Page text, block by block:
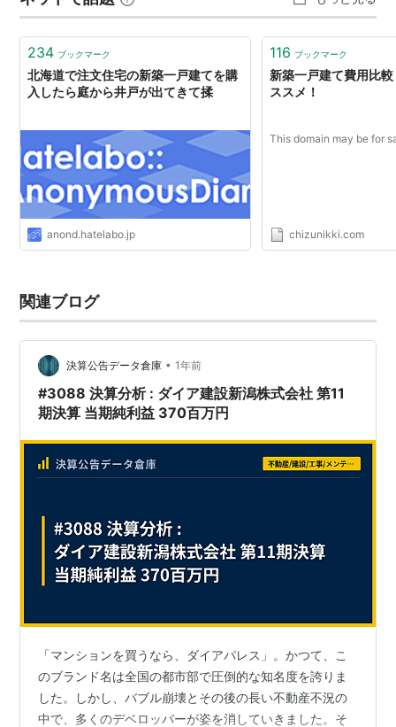
234 ブックマーク
北海道で注文住宅の新築一戸建てを購
入したら庭から井戸が出てきて揉
anond.hatelabo.jp
116 ブックマーク
新築一戸建て費用比
ススメ！
This domain may be for
chizunikki.com
関連ブログ
決算公告データ倉庫 • 1年前
#3088 決算分析 : ダイア建設新潟株式会社 第11
期決算 当期純利益 370百万円
「マンションを買うなら、ダイアパレス」。かつて、こ
のブランド名は全国の都市部で圧倒的な知名度を誇りま
した。しかし、バブル崩壊とその後の長い不動産不況の
中で、多くのデベロッパーが姿を消していきました。そ